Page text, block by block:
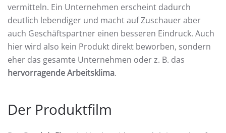
vermitteln. Ein Unternehmen erscheint dadurch
deutlich lebendiger und macht auf Zuschauer aber
auch Geschäftspartner einen besseren Eindruck. Auch
hier wird also kein Produkt direkt beworben, sondern
eher das gesamte Unternehmen oder z. B. das
hervorragende Arbeitsklima.
Der Produktfilm